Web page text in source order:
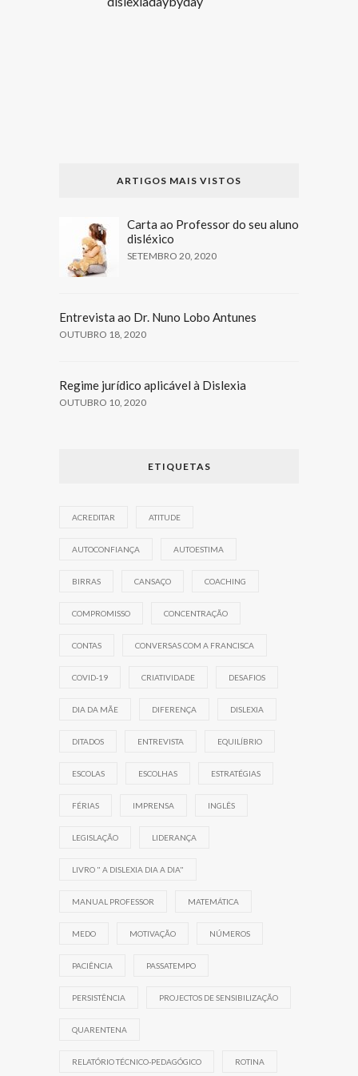
ARTIGOS MAIS VISTOS
Carta ao Professor do seu aluno
disléxico
SETEMBRO 20, 2020
Entrevista ao Dr. Nuno Lobo Antunes
OUTUBRO 18, 2020
Regime jurídico aplicável à Dislexia
OUTUBRO 10, 2020
ETIQUETAS
ACREDITAR ATITUDE
AUTOCONFIANÇA AUTOESTIMA
BIRRAS CANSAÇO COACHING
COMPROMISSO CONCENTRAÇÃO
CONTAS CONVERSAS COM A FRANCISCA
COVID-19 CRIATIVIDADE DESAFIOS
DIA DA MÃE DIFERENÇA DISLEXIA
DITADOS ENTREVISTA EQUILÍBRIO
ESCOLAS ESCOLHAS ESTRATÉGIAS
FÉRIAS IMPRENSA INGLÊS
LEGISLAÇÃO LIDERANÇA
LIVRO " A DISLEXIA DIA A DIA"
MANUAL PROFESSOR MATEMÁTICA
MEDO MOTIVAÇÃO NÚMEROS
PACIÊNCIA PASSATEMPO
PERSISTÊNCIA PROJECTOS DE SENSIBILIZAÇÃO
QUARENTENA
RELATÓRIO TÉCNICO-PEDAGÓGICO ROTINA